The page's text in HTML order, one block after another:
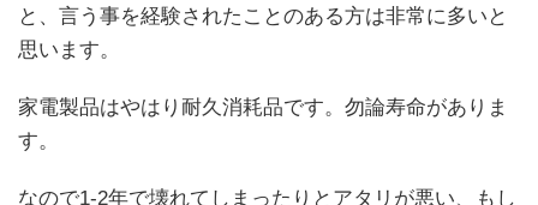
と、言う事を経験されたことのある方は非常に多いと
思います。
家電製品はやはり耐久消耗品です。勿論寿命がありま
す。
なので1-2年で壊れてしまったりとアタリが悪い、もし